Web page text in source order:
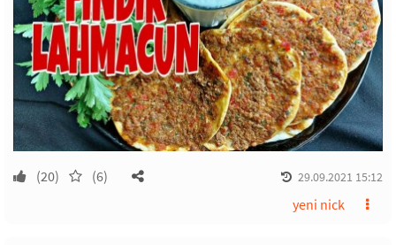
(20) (6) 29.09.2021 15:12
yeni nick